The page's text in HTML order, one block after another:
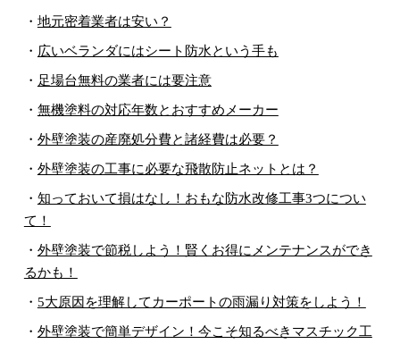
・ 地元密着業者は安い？
・ 広いベランダにはシート防水という手も
・ 足場台無料の業者には要注意
・ 無機塗料の対応年数とおすすめメーカー
・ 外壁塗装の産廃処分費と諸経費は必要？
・ 外壁塗装の工事に必要な飛散防止ネットとは？
・ 知っておいて損はなし！おもな防水改修工事3つについ
て！
・ 外壁塗装で節税しよう！賢くお得にメンテナンスができ
るかも！
・ 5大原因を理解してカーポートの雨漏り対策をしよう！
・ 外壁塗装で簡単デザイン！今こそ知るべきマスチック工